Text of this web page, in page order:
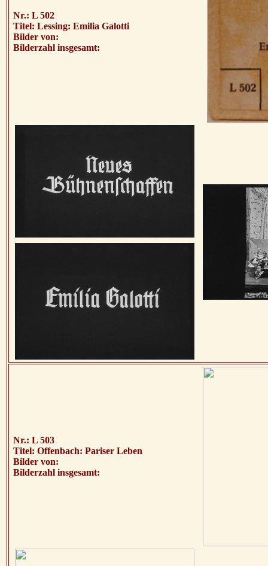
Nr.: L 502
Titel: Lessing: Emilia Galotti
Bilder von:
Bilderzahl insgesamt:
Nr.: L 503
Titel: Offenbach: Pariser Leben
Bilder von:
Bilderzahl insgesamt: